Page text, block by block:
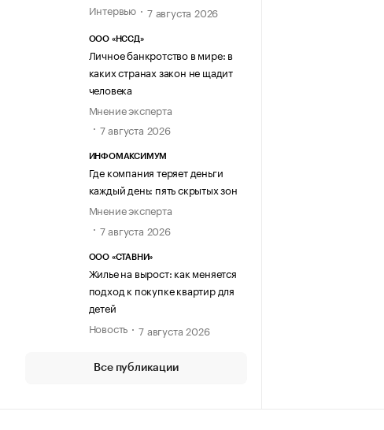
Интервью
7 августа 2026
ООО «НССД»
Личное банкротство в мире: в
каких странах закон не щадит
человека
Мнение эксперта
7 августа 2026
ИНФОМАКСИМУМ
Где компания теряет деньги
каждый день: пять скрытых зон
Мнение эксперта
7 августа 2026
ООО «СТАВНИ»
Жилье на вырост: как меняется
подход к покупке квартир для
детей
Новость
7 августа 2026
Все публикации